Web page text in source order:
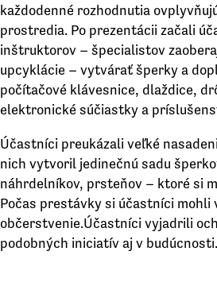
každodenné rozhodnutia
prostredia. Po prezentácii začali
inštruktorov – špecialistov
upcyklácie – vytvárať šperky a
počítačové klávesnice, dlaždice,
elektronické súčiastky a
Účastníci preukázali veľké
nich vytvoril jedinečnú sadu
náhrdelníkov, prsteňov – ktoré si
Počas prestávky si účastníci mohli
občerstvenie.Účastníci vyjadrili
podobných iniciatív aj v budúcnosti.